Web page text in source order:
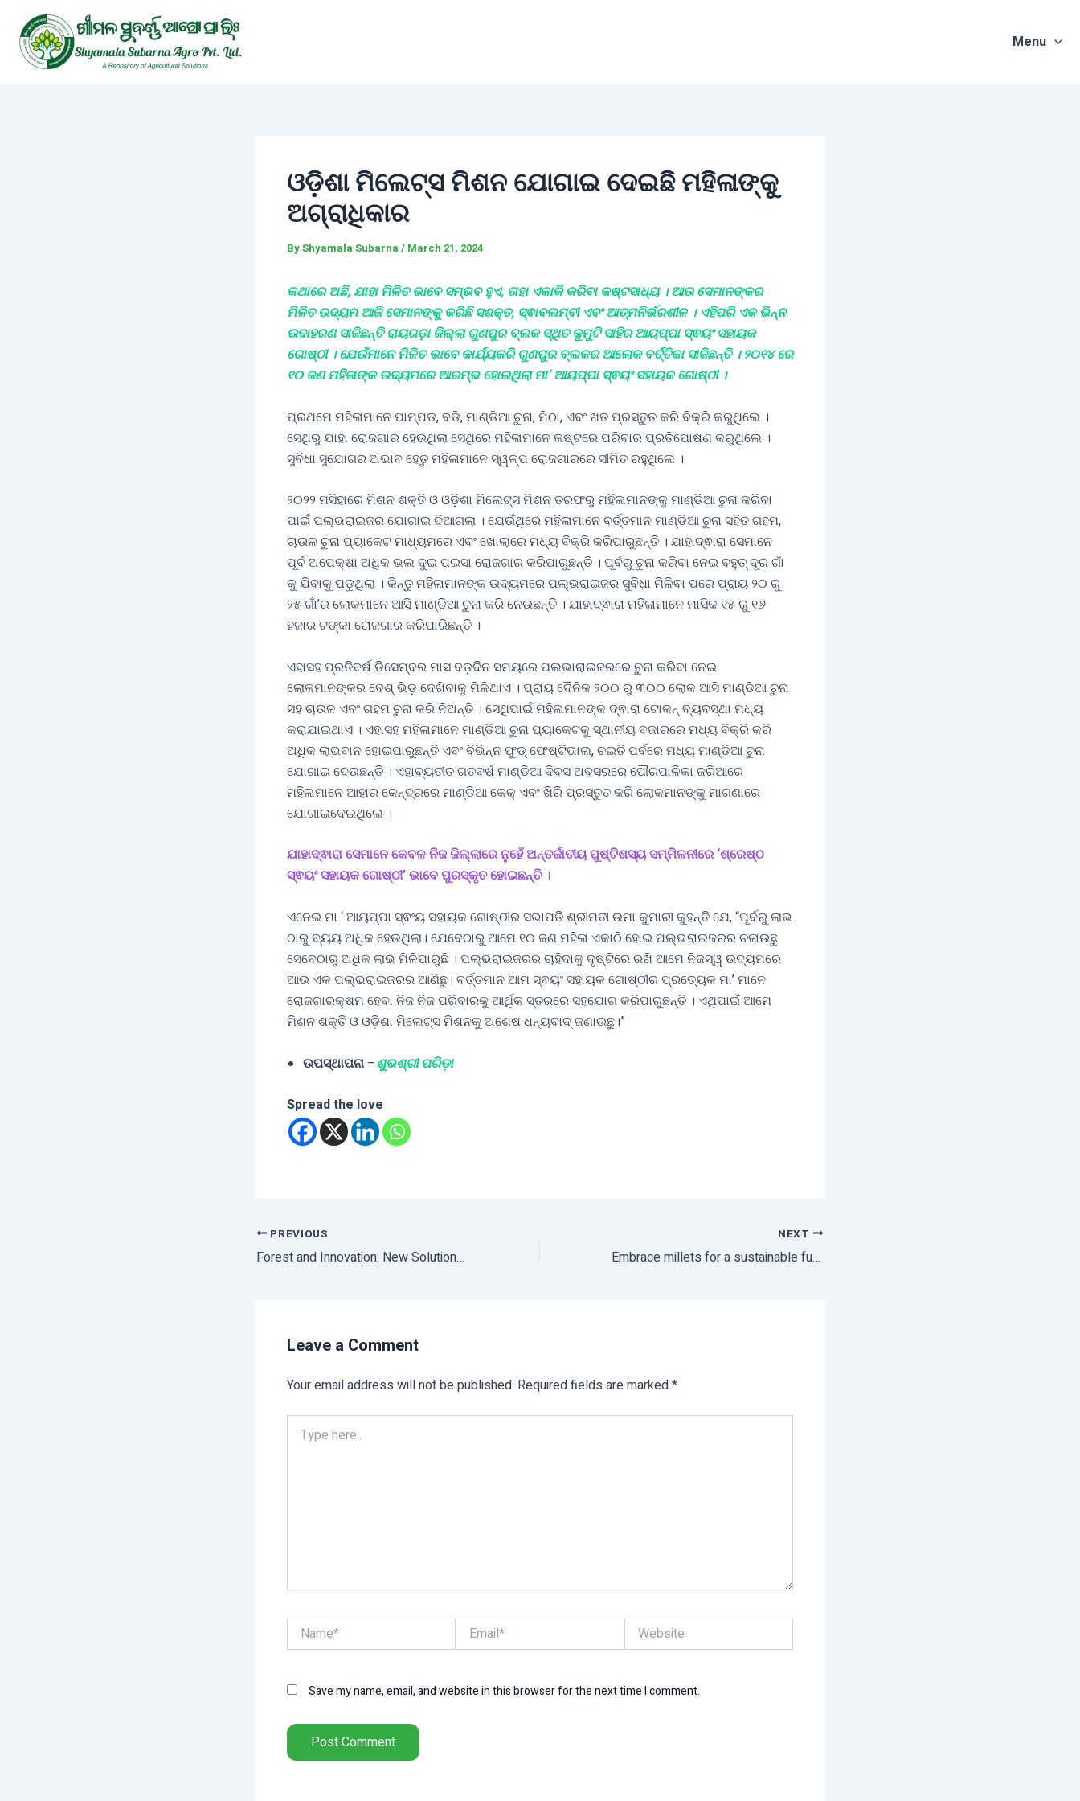
content
Menu
ଓଡ଼ିଶା ମିଲେଟ୍ସ ମିଶନ ଯୋଗାଇ ଦେଇଛି ମହିଳାଙ୍କୁ
ଅଗ୍ରାଧିକାର
ByShyamala Subarna / March 21, 2024
କଥାରେ ଅଛି, ଯାହା ମିଳିତ ଭାବେ ସମ୍ଭବ ହୁଏ, ତାହା ଏକାକି କରିବା କଷ୍ଟସାଧ୍ୟ । ଆଉ ସେମାନଙ୍କର
ମିଳିତ ଉଦ୍ୟମ ଆଜି ସେମାନଙ୍କୁ କରିଛି ସଶକ୍ତ, ସ୍ଵାବଲମ୍ବୀ ଏବଂ ଆତ୍ମନିର୍ଭରଶୀଳ । ଏହିପରି ଏକ ଭିନ୍ନ
ଉଦାହରଣ ସାଜିଛନ୍ତି ରାୟଗଡ଼ା ଜିଲ୍ଲା ଗୁଣପୁର ବ୍ଲକ ସ୍ଥିତ କୁମୁଟି ସାହିର ଆୟପ୍ପା ସ୍ଵୟଂ ସହାୟକ
ଗୋଷ୍ଠୀ । ଯେଉଁମାନେ ମିଳିତ ଭାବେ କାର୍ଯ୍ୟକରି ଗୁଣପୁର ବ୍ଲକର ଆଲୋକ ବର୍ତ୍ତିକା ସାଜିଛନ୍ତି । ୨୦୧୪ ରେ
୧୦ ଜଣ ମହିଳାଙ୍କ ଉଦ୍ୟମରେ ଆରମ୍ଭ ହୋଇଥିଲା ମା’ ଆୟପ୍ପା ସ୍ଵୟଂ ସହାୟକ ଗୋଷ୍ଠୀ ।
ପ୍ରଥମେ ମହିଳାମାନେ ପାମ୍ପଡ, ବଡି, ମାଣ୍ଡିଆ ଚୁନା, ମିଠା, ଏବଂ ଖତ ପ୍ରସ୍ତୁତ କରି ବିକ୍ରି କରୁଥିଲେ ।
ସେଥିରୁ ଯାହା ରୋଜଗାର ହେଉଥିଲା ସେଥିରେ ମହିଳାମାନେ କଷ୍ଟରେ ପରିବାର ପ୍ରତିପୋଷଣ କରୁଥିଲେ ।
ସୁବିଧା ସୁଯୋଗର ଅଭାବ ହେତୁ ମହିଳାମାନେ ସ୍ୱଳ୍ପ ରୋଜଗାରରେ ସୀମିତ ରହୁଥିଲେ ।
୨୦୨୨ ମସିହାରେ ମିଶନ ଶକ୍ତି ଓ ଓଡ଼ିଶା ମିଲେଟ୍ସ ମିଶନ ତରଫରୁ ମହିଳାମାନଙ୍କୁ ମାଣ୍ଡିଆ ଚୁନା କରିବା
ପାଇଁ ପଲ୍ଭରାଇଜର ଯୋଗାଇ ଦିଆଗଲା । ଯେଉଁଥିରେ ମହିଳାମାନେ ବର୍ତ୍ତମାନ ମାଣ୍ଡିଆ ଚୁନା ସହିତ ଗହମ,
ଚାଉଳ ଚୁନା ପ୍ୟାକେଟ ମାଧ୍ୟମରେ ଏବଂ ଖୋଲାରେ ମଧ୍ୟ ବିକ୍ରି କରିପାରୁଛନ୍ତି । ଯାହାଦ୍ଵାରା ସେମାନେ
ପୂର୍ବ ଅପେକ୍ଷା ଅଧିକ ଭଲ ଦୁଇ ପଇସା ରୋଜଗାର କରିପାରୁଛନ୍ତି । ପୂର୍ବରୁ ଚୁନା କରିବା ନେଇ ବହୁତ୍ ଦୂର ଗାଁ
କୁ ଯିବାକୁ ପଡୁଥିଲା । କିନ୍ତୁ ମହିଳାମାନଙ୍କ ଉଦ୍ୟମରେ ପଲ୍ଭରାଇଜର ସୁବିଧା ମିଳିବା ପରେ ପ୍ରାୟ ୨୦ ରୁ
୨୫ ଗାଁ’ର ଲୋକମାନେ ଆସି ମାଣ୍ଡିଆ ଚୁନା କରି ନେଉଛନ୍ତି । ଯାହାଦ୍ଵାରା ମହିଳାମାନେ ମାସିକ ୧୫ ରୁ ୧୬
ହଜାର ଟଙ୍କା ରୋଜଗାର କରିପାରିଛନ୍ତି ।
ଏହାସହ ପ୍ରତିବର୍ଷ ଡିସେମ୍ବର ମାସ ବଡ଼ଦିନ ସମୟରେ ପଲଭାରାଇଜରରେ ଚୁନା କରିବା ନେଇ
ଲୋକମାନଙ୍କର ବେଶ୍ ଭିଡ଼ ଦେଖିବାକୁ ମିଳିଥାଏ । ପ୍ରାୟ ଦୈନିକ ୨୦୦ ରୁ ୩୦୦ ଲୋକ ଆସି ମାଣ୍ଡିଆ ଚୁନା
ସହ ଚାଉଳ ଏବଂ ଗହମ ଚୁନା କରି ନିଅନ୍ତି । ସେଥିପାଇଁ ମହିଳାମାନଙ୍କ ଦ୍ଵାରା ଟୋକନ୍ ବ୍ୟବସ୍ଥା ମଧ୍ୟ
କରାଯାଇଥାଏ । ଏହାସହ ମହିଳାମାନେ ମାଣ୍ଡିଆ ଚୁନା ପ୍ୟାକେଟକୁ ସ୍ଥାନୀୟ ବଜାରରେ ମଧ୍ୟ ବିକ୍ରି କରି
ଅଧିକ ଲାଭବାନ ହୋଇପାରୁଛନ୍ତି ଏବଂ ବିଭିନ୍ନ ଫୁଡ୍ ଫେଷ୍ଟିଭାଲ, ଚଇତି ପର୍ବରେ ମଧ୍ୟ ମାଣ୍ଡିଆ ଚୁନା
ଯୋଗାଇ ଦେଉଛନ୍ତି । ଏହାବ୍ୟତୀତ ଗତବର୍ଷ ମାଣ୍ଡିଆ ଦିବସ ଅବସରରେ ପୌରପାଳିକା ଜରିଆରେ
ମହିଳାମାନେ ଆହାର କେନ୍ଦ୍ରରେ ମାଣ୍ଡିଆ କେକ୍ ଏବଂ ଖିରି ପ୍ରସ୍ତୁତ କରି ଲୋକମାନଙ୍କୁ ମାଗଣାରେ
ଯୋଗାଇଦେଇଥିଲେ ।
ଯାହାଦ୍ଵାରା ସେମାନେ କେବଳ ନିଜ ଜିଲ୍ଲାରେ ନୁହେଁ ଅନ୍ତର୍ଜାତୀୟ ପୁଷ୍ଟିଶସ୍ୟ ସମ୍ମିଳନୀରେ ‘ଶ୍ରେଷ୍ଠ
ସ୍ଵୟଂ ସହାୟକ ଗୋଷ୍ଠୀ’ ଭାବେ ପୁରସ୍କୃତ ହୋଇଛନ୍ତି ।
ଏନେଇ ମା ‘ ଆୟପ୍ପା ସ୍ଵଂୟ ସହାୟକ ଗୋଷ୍ଠୀର ସଭାପତି ଶ୍ରୀମତୀ ଉମା କୁମାରୀ କୁହନ୍ତି ଯେ, “ପୂର୍ବରୁ ଲାଭ
ଠାରୁ ବ୍ୟୟ ଅଧିକ ହେଉଥିଲା। ଯେବେଠାରୁ ଆମେ ୧୦ ଜଣ ମହିଳା ଏକାଠି ହୋଇ ପଲ୍ଭରାଇଜରର ଚଳାଉଛୁ
ସେବେଠାରୁ ଅଧିକ ଲାଭ ମିଳିପାରୁଛି । ପଲ୍ଭରାଇଜରର ଚାହିଦାକୁ ଦୃଷ୍ଟିରେ ରଖି ଆମେ ନିଜସ୍ୱ ଉଦ୍ୟମରେ
ଆଉ ଏକ ପଲ୍ଭରାଇଜରର ଆଣିଛୁ। ବର୍ତ୍ତମାନ ଆମ ସ୍ଵୟଂ ସହାୟକ ଗୋଷ୍ଠୀର ପ୍ରତ୍ୟେକ ମା’ ମାନେ
ରୋଜଗାରକ୍ଷମ ହେବା ନିଜ ନିଜ ପରିବାରକୁ ଆର୍ଥିକ ସ୍ତରରେ ସହଯୋଗ କରିପାରୁଛନ୍ତି । ଏଥିପାଇଁ ଆମେ
ମିଶନ ଶକ୍ତି ଓ ଓଡ଼ିଶା ମିଲେଟ୍ସ ମିଶନକୁ ଅଶେଷ ଧନ୍ୟବାଦ୍ ଜଣାଉଛୁ।”
ଉପସ୍ଥାପନା –ଶୁଭଶ୍ରୀ ପରିଡ଼ା
Spread the love
PREVIOUS
Forest and Innovation: New Solutions For Better World
NEXT
Embrace millets for a sustainable future
Leave a Comment
Your email address will not be published. Required fields are marked*
Type
here..
Name* Email* Website
Save my name, email, and website in this browser for the next time I comment.